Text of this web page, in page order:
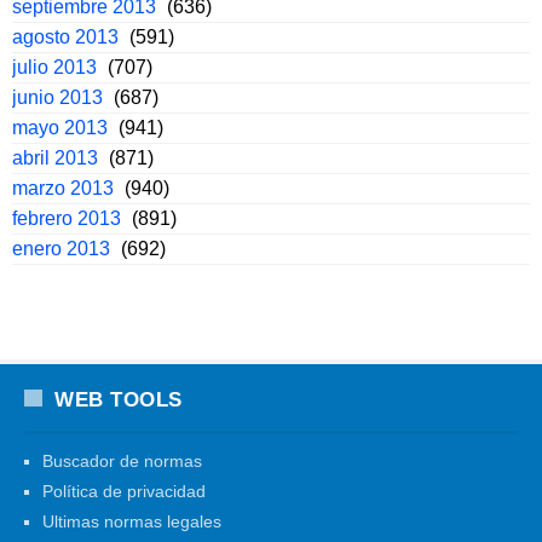
septiembre 2013 (636)
agosto 2013 (591)
julio 2013 (707)
junio 2013 (687)
mayo 2013 (941)
abril 2013 (871)
marzo 2013 (940)
febrero 2013 (891)
enero 2013 (692)
WEB TOOLS
Buscador de normas
Política de privacidad
Ultimas normas legales